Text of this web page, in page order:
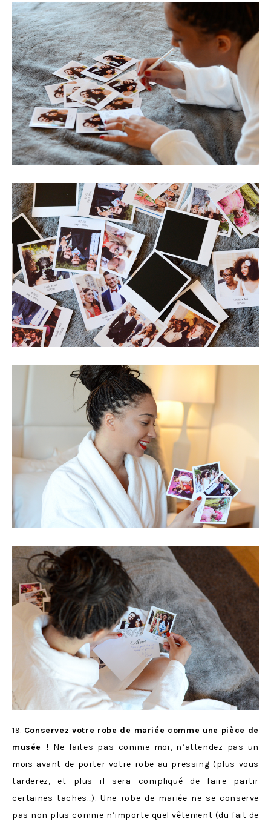
19. Conservez votre robe de mariée comme une pièce de
musée ! Ne faites pas comme moi, n’attendez pas un
mois avant de porter votre robe au pressing (plus vous
tarderez, et plus il sera compliqué de faire partir
certaines taches…). Une robe de mariée ne se conserve
pas non plus comme n’importe quel vêtement (du fait de